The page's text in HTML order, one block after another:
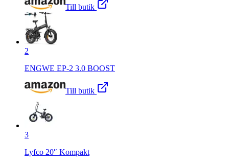
Till butik
2
ENGWE EP-2 3.0 BOOST
Till butik
3
Lyfco 20″ Kompakt